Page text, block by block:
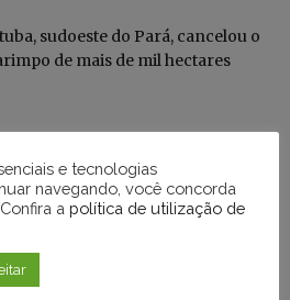
sudoeste do Pará, cancelou o
de mais de mil hectares
e tecnologias
navegando, você concorda
a política de utilização de